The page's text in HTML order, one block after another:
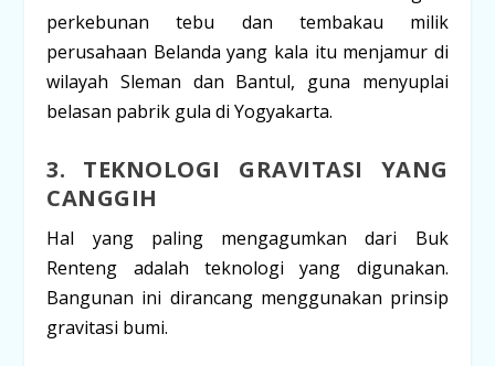
perkebunan tebu dan tembakau milik
perusahaan Belanda yang kala itu menjamur di
wilayah Sleman dan Bantul, guna menyuplai
belasan pabrik gula di Yogyakarta.
3. TEKNOLOGI GRAVITASI YANG
CANGGIH
Hal yang paling mengagumkan dari Buk
Renteng adalah teknologi yang digunakan.
Bangunan ini dirancang menggunakan prinsip
gravitasi bumi.